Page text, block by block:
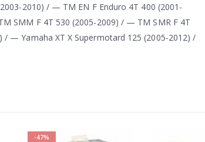
2010) / — TM EN F Enduro 4T 400 (2001-
SMM F 4T 530 (2005-2009) / — TM SMR F 4T
— Yamaha XT X Supermotard 125 (2005-2012) /
-47%